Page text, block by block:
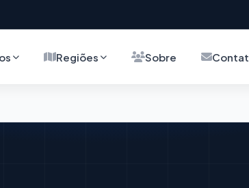
Regiões Sobre